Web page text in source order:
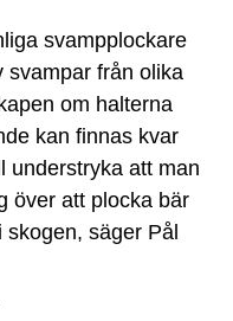
svampplockare
svampar från olika
om halterna
kan finnas kvar
understryka att man
över att plocka bär
säger Pål